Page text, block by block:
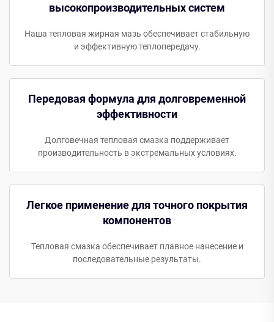
высокопроизводительных систем
Наша тепловая жирная мазь обеспечивает стабильную
и эффективную теплопередачу.
Передовая формула для долговременной
эффективности
Долговечная тепловая смазка поддерживает
производительность в экстремальных условиях.
Легкое применение для точного покрытия
компонентов
Тепловая смазка обеспечивает плавное нанесение и
последовательные результаты.